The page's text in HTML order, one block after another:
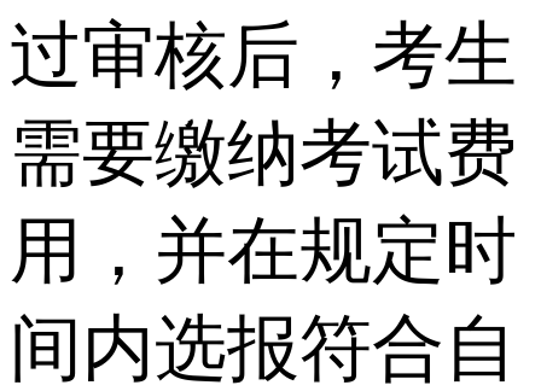
过审核后，考生
需要缴纳考试费
用，并在规定时
间内选报符合自